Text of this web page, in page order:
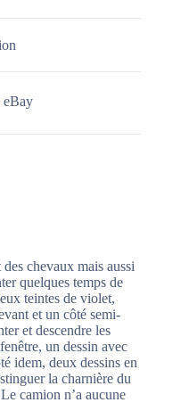
eBay
chevaux mais aussi
quelques temps de
teintes de violet,
et un côté semi-
et descendre les
un dessin avec
idem, deux dessins en
la charnière du
camion n’a aucune